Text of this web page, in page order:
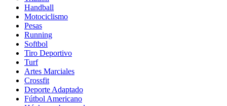
Handball
Motociclismo
Pesas
Running
Softbol
Tiro Deportivo
Turf
Artes Marciales
Crossfit
Deporte Adaptado
Fútbol Americano